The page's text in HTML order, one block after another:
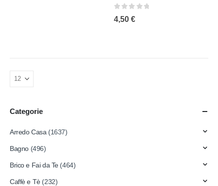
0 out of 5
4,50 €
Categorie
Arredo Casa (1637)
Bagno (496)
Brico e Fai da Te (464)
Caffè e Tè (232)